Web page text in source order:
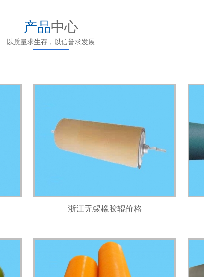
产品中心
以质量求生存，以信誉求发展
浙江无锡橡胶辊价格